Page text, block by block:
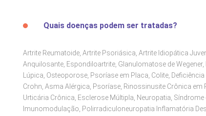
Quais doenças podem ser tratadas?
Artrite Reumatoide, Artrite Psoriásica, Artrite Idiopática
Anquilosante, Espondiloartrite, Glanulomatose de Wegener,
Lúpica, Osteoporose, Psoríase em Placa, Colite, Deficiência
Crohn, Asma Alérgica, Psoríase, Rinossinusite Crônica em
Urticária Crônica, Esclerose Múltipla, Neuropatia, Síndrome
Imunomodulação, Polirradiculoneuropatia Inflamatória